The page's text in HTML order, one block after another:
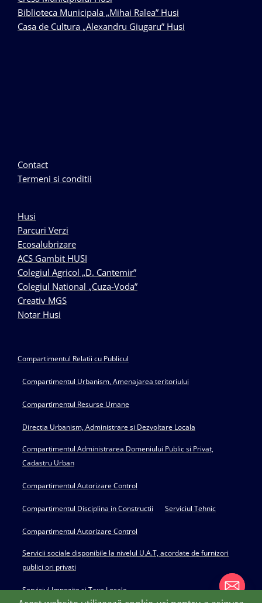
Biblioteca Municipala „Mihai Ralea” Husi
Casa de Cultura „Alexandru Giugaru” Husi
Contact
Termeni si conditii
Husi
Parcuri Verzi
Ecosalubrizare
ACS Gambit HUSI
Colegiul Agricol „D. Cantemir”
Colegiul National „Cuza-Voda”
Creativ MGS
Notar Husi
Compartimentul Relatii cu Publicul
Compartimentul Urbanism, Amenajarea teritoriului
Compartimentul Resurse Umane
Directia Urbanism, Administrare si Dezvoltare Locala
Compartimentul Administrarea Domeniului Public si Privat,
Cadastru Urban
Compartimentul Autorizare Control
Compartimentul Disciplina in Constructii Serviciul Tehnic
Compartimentul Autorizare Control
Servicii sociale disponibile la nivelul U.A.T, acordate de furnizori
publici ori privati
Serviciul Impozite si Taxe Locale